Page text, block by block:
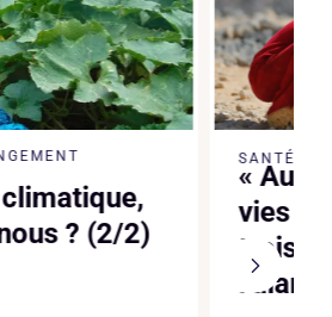
? (2/2)
SANTÉ
« Au
vies
trois